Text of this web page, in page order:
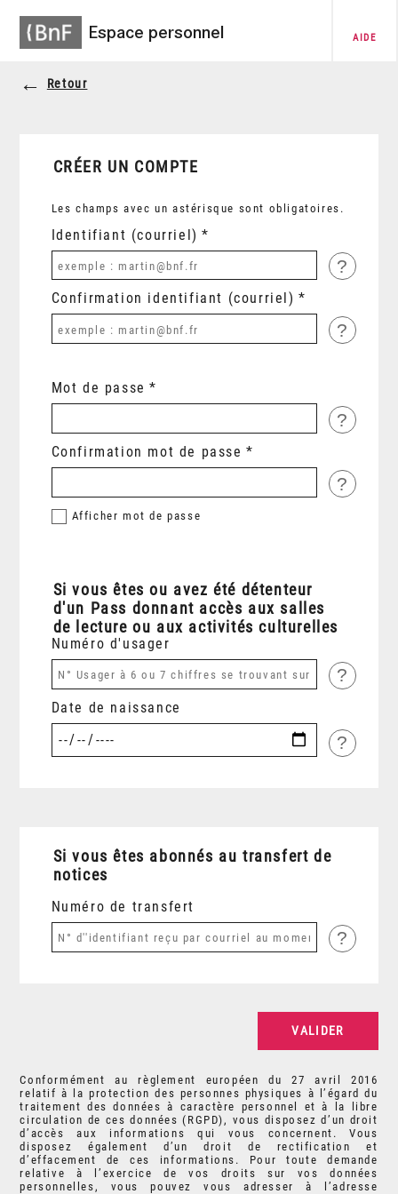
Espace personnel AIDE
Retour
CRÉER UN COMPTE
Les champs avec un astérisque sont obligatoires.
Identifiant (courriel)
?
Confirmation identifiant (courriel)
?
Mot de passe
?
Confirmation mot de passe
?
Afficher mot de passe
Si vous êtes ou avez été détenteur
d'un Pass donnant accès aux salles
de lecture ou aux activités culturelles
Numéro d'usager
?
Date de naissance
?
Si vous êtes abonnés au transfert de
notices
Numéro de transfert
?
Conformément au règlement européen du 27 avril 2016
relatif à la protection des personnes physiques à l’égard du
traitement des données à caractère personnel et à la libre
circulation de ces données (RGPD), vous disposez d’un droit
d’accès aux informations qui vous concernent. Vous
disposez également d’un droit de rectification et
d’effacement de ces informations. Pour toute demande
relative à l’exercice de vos droits sur vos données
personnelles, vous pouvez vous adresser à l’adresse